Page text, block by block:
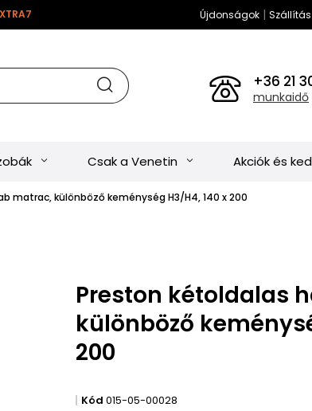
Újdonságok| Szállítás
+36 21
munkaidő
Csak a Venetin Akciók és
matrac, különböző keménység H3/H4, 140 x 200
Preston kétoldalas
különböző
200
Kód 015-05-00028